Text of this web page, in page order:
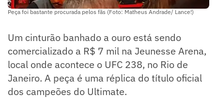
Peça foi bastante procurada pelos fãs (Foto: Matheus Andrade/ Lance!)
Um cinturão banhado a ouro está sendo
comercializado a R$ 7 mil na Jeunesse Arena,
local onde acontece o UFC 238, no Rio de
Janeiro. A peça é uma réplica do título oficial
dos campeões do Ultimate.